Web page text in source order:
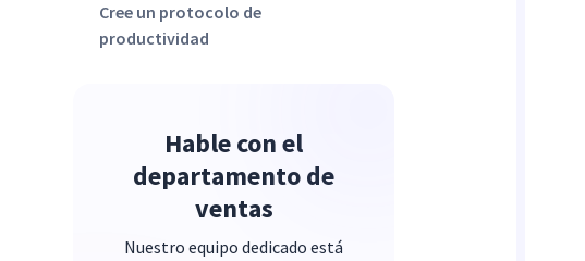
Cree un protocolo de
productividad
Hable con el
departamento de
ventas
Nuestro equipo dedicado está